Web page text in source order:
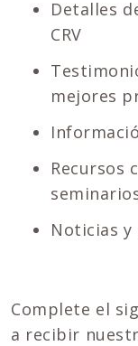
Detalles
CRV
mejores
Recursos
Noticias
Complete el
a recibir